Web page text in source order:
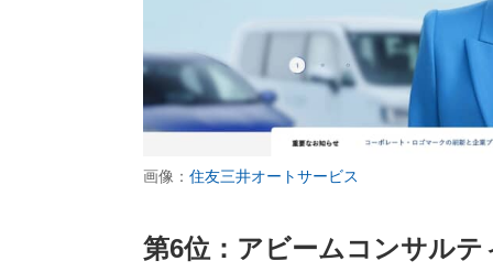
画像： 住友三井オートサービス
第6位：アビームコンサルテ